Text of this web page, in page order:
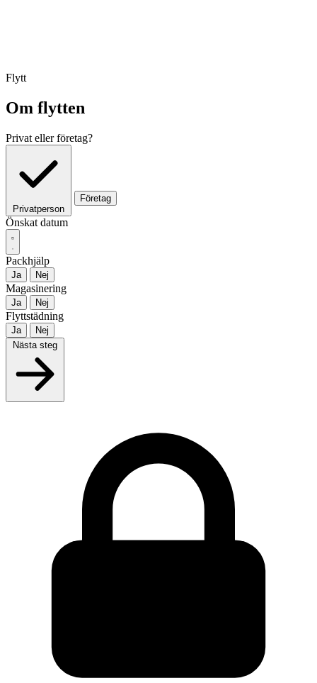
Flytt
Om flytten
Privat eller företag?
Privatperson
Företag
Önskat datum
Packhjälp
Ja Nej
Magasinering
Ja Nej
Flyttstädning
Ja
Nej
Nästa steg